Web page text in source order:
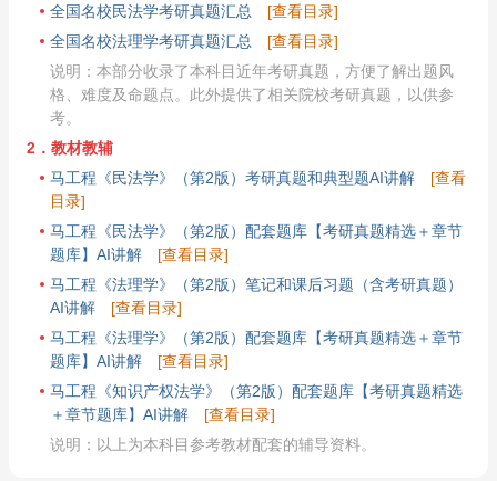
全国名校民法学考研真题汇总
[查看目录]
全国名校法理学考研真题汇总
[查看目录]
说明：本部分收录了本科目近年考研真题，方便了解出题风
格、难度及命题点。此外提供了相关院校考研真题，以供参
考。
2．教材教辅
马工程《民法学》（第2版）考研真题和典型题AI讲解
[查看
目录]
马工程《民法学》（第2版）配套题库【考研真题精选＋章节
题库】AI讲解
[查看目录]
马工程《法理学》（第2版）笔记和课后习题（含考研真题）
AI讲解
[查看目录]
马工程《法理学》（第2版）配套题库【考研真题精选＋章节
题库】AI讲解
[查看目录]
马工程《知识产权法学》（第2版）配套题库【考研真题精选
＋章节题库】AI讲解
[查看目录]
说明：以上为本科目参考教材配套的辅导资料。